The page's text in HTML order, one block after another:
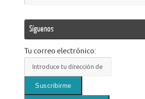
Síguenos
Tu correo electrónico: